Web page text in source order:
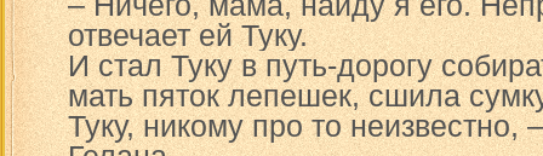
отвечает ей Туку.
И стал Туку в путь-дорогу
мать пяток лепешек, сшила
Туку, никому про то неизвестно,